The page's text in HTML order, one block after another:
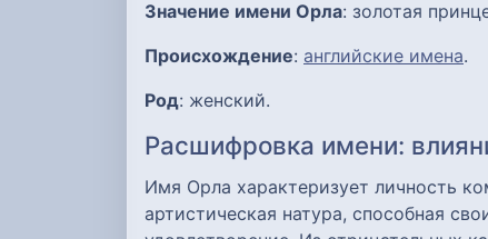
Значение имени Орла: золотая
Происхождение: английские имена.
Род: женский.
Расшифровка имени:
Имя Орла характеризует личность
артистическая натура, способная